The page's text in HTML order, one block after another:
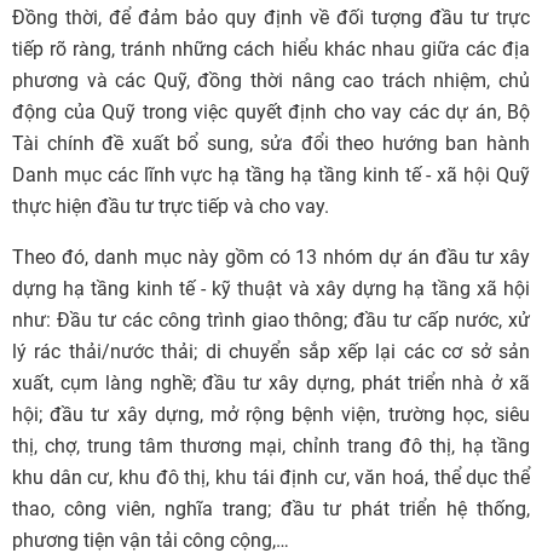
Đồng thời, để đảm bảo quy định về đối tượng đầu tư trực
tiếp rõ ràng, tránh những cách hiểu khác nhau giữa các địa
phương và các Quỹ, đồng thời nâng cao trách nhiệm, chủ
động của Quỹ trong việc quyết định cho vay các dự án, Bộ
Tài chính đề xuất bổ sung, sửa đổi theo hướng ban hành
Danh mục các lĩnh vực hạ tầng hạ tầng kinh tế - xã hội Quỹ
thực hiện đầu tư trực tiếp và cho vay.
Theo đó, danh mục này gồm có 13 nhóm dự án đầu tư xây
dựng hạ tầng kinh tế - kỹ thuật và xây dựng hạ tầng xã hội
như: Đầu tư các công trình giao thông; đầu tư cấp nước, xử
lý rác thải/nước thải; di chuyển sắp xếp lại các cơ sở sản
xuất, cụm làng nghề; đầu tư xây dựng, phát triển nhà ở xã
hội; đầu tư xây dựng, mở rộng bệnh viện, trường học, siêu
thị, chợ, trung tâm thương mại, chỉnh trang đô thị, hạ tầng
khu dân cư, khu đô thị, khu tái định cư, văn hoá, thể dục thể
thao, công viên, nghĩa trang; đầu tư phát triển hệ thống,
phương tiện vận tải công cộng,…